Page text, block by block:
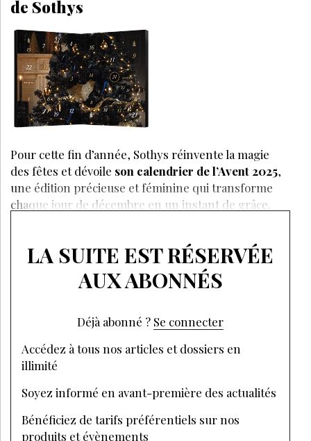
de Sothys
Pour cette fin d’année, Sothys réinvente la magie
des fêtes et dévoile son calendrier de l’Avent 2025,
une édition précieuse et féminine qui transforme
chaque jour de décembre en un instant de grâce.
LA SUITE EST RÉSERVÉE
AUX ABONNÉS
Déjà abonné ? Se connecter
Accédez à tous nos articles et dossiers en
illimité
Soyez informé en avant-première des actualités
Bénéficiez de tarifs préférentiels sur nos
produits et évènements